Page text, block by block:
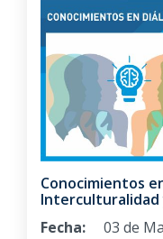
Conocimientos
Interculturalidad
Fecha:
03 de